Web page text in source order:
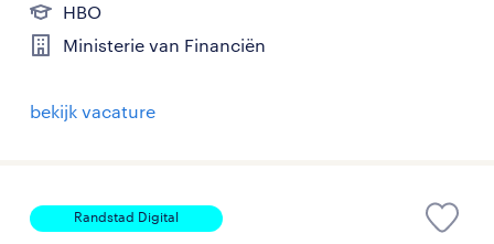
HBO
Ministerie van Financiën
bekijk vacature
Randstad Digital